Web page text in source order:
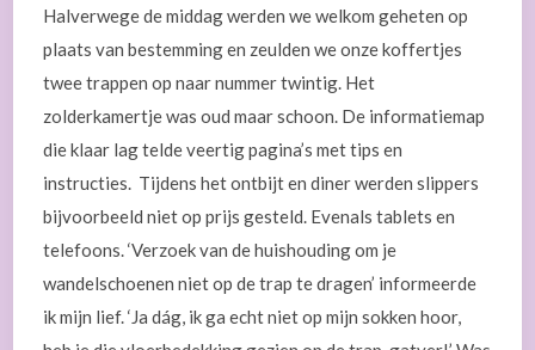
Halverwege de middag werden we welkom geheten op
plaats van bestemming en zeulden we onze koffertjes
twee trappen op naar nummer twintig. Het
zolderkamertje was oud maar schoon. De informatiemap
die klaar lag telde veertig pagina’s met tips en
instructies. Tijdens het ontbijt en diner werden slippers
bijvoorbeeld niet op prijs gesteld. Evenals tablets en
telefoons. ‘Verzoek van de huishouding om je
wandelschoenen niet op de trap te dragen’ informeerde
ik mijn lief. ‘Ja dág, ik ga echt niet op mijn sokken hoor,